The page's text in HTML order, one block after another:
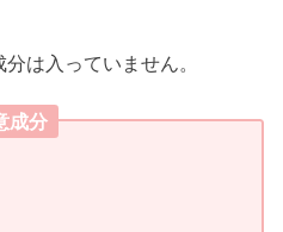
は入っていません。
成分